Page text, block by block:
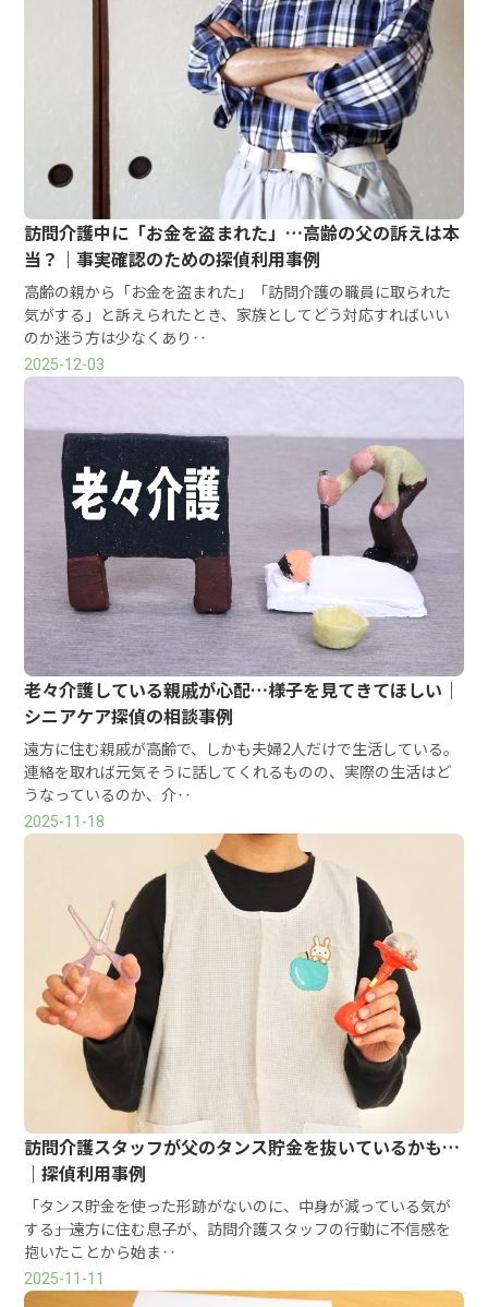
訪問介護中に「お金を盗まれた」…高齢の父の訴えは本
当？｜事実確認のための探偵利用事例
高齢の親から「お金を盗まれた」「訪問介護の職員に取られた
気がする」と訴えられたとき、家族としてどう対応すればいい
のか迷う方は少なくあり‥
2025-12-03
老々介護している親戚が心配…様子を見てきてほしい｜
シニアケア探偵の相談事例
遠方に住む親戚が高齢で、しかも夫婦2人だけで生活している。
連絡を取れば元気そうに話してくれるものの、実際の生活はど
うなっているのか、介‥
2025-11-18
訪問介護スタッフが父のタンス貯金を抜いているかも…
｜探偵利用事例
「タンス貯金を使った形跡がないのに、中身が減っている気が
する――」遠方に住む息子が、訪問介護スタッフの行動に不信感を
抱いたことから始ま‥
2025-11-11